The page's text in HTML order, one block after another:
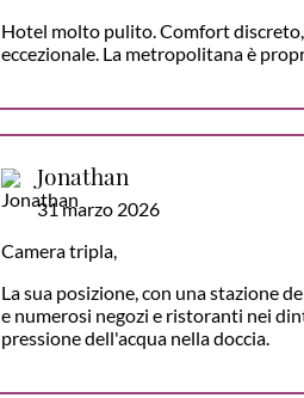
Hotel molto pulito. Comfort
eccezionale. La metropolitana è
Jonathan
31 marzo 2026
Camera tripla,
La sua posizione, con una stazione
e numerosi negozi e ristoranti nei
pressione dell'acqua nella doccia.